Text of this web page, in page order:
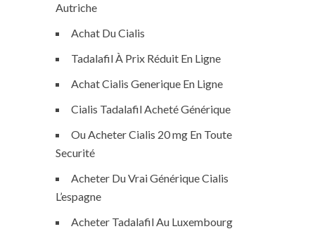
Autriche
Achat Du Cialis
Tadalafil À Prix Réduit En Ligne
Achat Cialis Generique En Ligne
Cialis Tadalafil Acheté Générique
Ou Acheter Cialis 20 mg En Toute
Securité
Acheter Du Vrai Générique Cialis
L’espagne
Acheter Tadalafil Au Luxembourg